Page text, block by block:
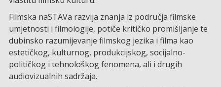
Filmska naSTAVa razvija znanja iz područja filmske
umjetnosti i filmologije, potiče kritičko promišljanje te
dubinsko razumijevanje filmskog jezika i filma kao
estetičkog, kulturnog, produkcijskog, socijalno-
političkog i tehnološkog fenomena, ali i drugih
audiovizualnih sadržaja.